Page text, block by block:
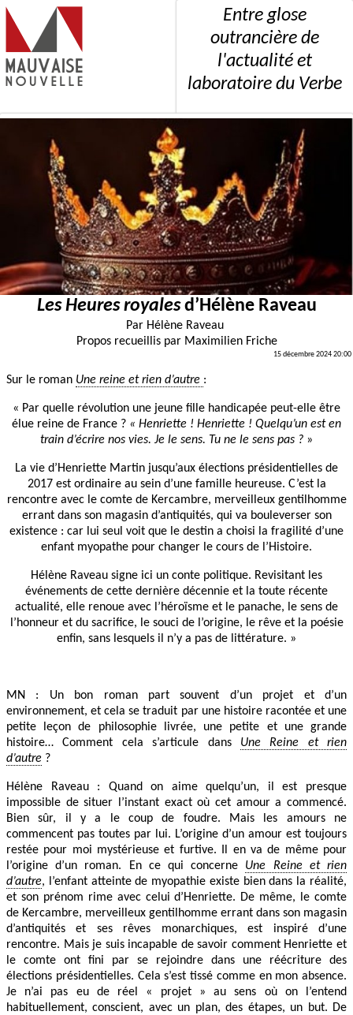
Entre glose
outrancière de
l'actualité et
laboratoire du Verbe
Les Heures royalesd’Hélène Raveau
Par Hélène Raveau
Propos recueillis par Maximilien Friche
15 décembre 2024 20:00
Sur le roman Une reine et rien d’autre :
« Par quelle révolution une jeune fille handicapée peut-elle être
élue reine de France ? « Henriette ! Henriette ! Quelqu’un est en
train d’écrire nos vies. Je le sens. Tu ne le sens pas ? »
La vie d’Henriette Martin jusqu’aux élections présidentielles de
2017 est ordinaire au sein d’une famille heureuse. C’est la
rencontre avec le comte de Kercambre, merveilleux gentilhomme
errant dans son magasin d’antiquités, qui va bouleverser son
existence : car lui seul voit que le destin a choisi la fragilité d’une
enfant myopathe pour changer le cours de l’Histoire.
Hélène Raveau signe ici un conte politique. Revisitant les
événements de cette dernière décennie et la toute récente
actualité, elle renoue avec l’héroïsme et le panache, le sens de
l’honneur et du sacrifice, le souci de l’origine, le rêve et la poésie
enfin, sans lesquels il n’y a pas de littérature. »
MN : Un bon roman part souvent d’un projet et d’un
environnement, et cela se traduit par une histoire racontée et une
petite leçon de philosophie livrée, une petite et une grande
histoire… Comment cela s’articule dans Une Reine et rien
d’autre ?
Hélène Raveau : Quand on aime quelqu’un, il est presque
impossible de situer l’instant exact où cet amour a commencé.
Bien sûr, il y a le coup de foudre. Mais les amours ne
commencent pas toutes par lui. L’origine d’un amour est toujours
restée pour moi mystérieuse et furtive. Il en va de même pour
l’origine d’un roman. En ce qui concerne Une Reine et rien
d’autre, l’enfant atteinte de myopathie existe bien dans la réalité,
et son prénom rime avec celui d’Henriette. De même, le comte
de Kercambre, merveilleux gentilhomme errant dans son magasin
d’antiquités et ses rêves monarchiques, est inspiré d’une
rencontre. Mais je suis incapable de savoir comment Henriette et
le comte ont fini par se rejoindre dans une réécriture des
élections présidentielles. Cela s’est tissé comme en mon absence.
Je n’ai pas eu de réel « projet » au sens où on l’entend
habituellement, conscient, avec un plan, des étapes, un but. De